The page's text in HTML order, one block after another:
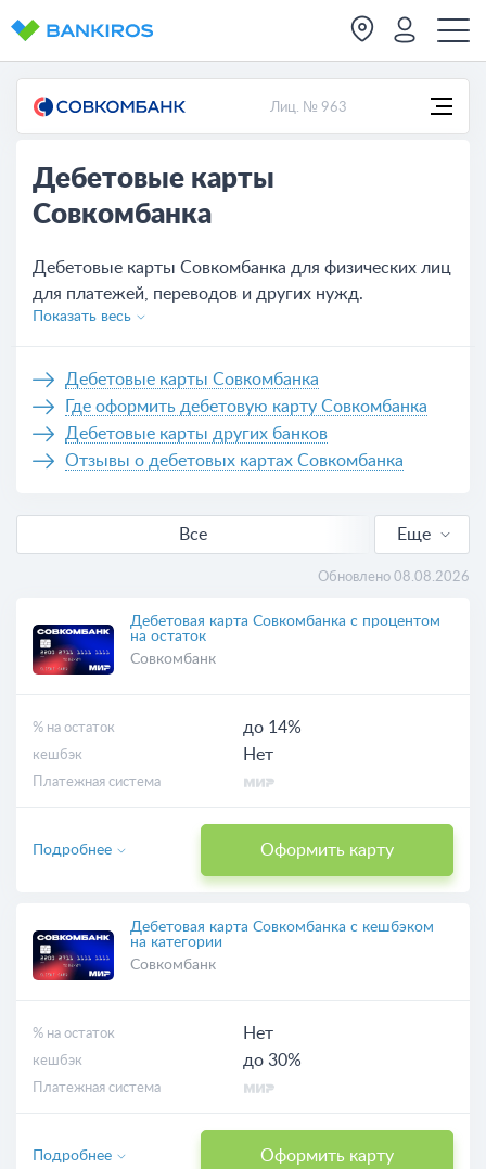
Лиц. № 963
Дебетовые карты
Совкомбанка
Дебетовые карты Совкомбанка для физических лиц
для платежей, переводов и других нужд.
Актуальные условия обслуживания всех карт,
банковской карты Совкомбанка не выходя из дома,
нужно только оставить заявку на сайте или же
обратиться в отделение банка.
Показать весь
Дебетовые карты Совкомбанка
Где оформить дебетовую карту Совкомбанка
Дебетовые карты других банков
Отзывы о дебетовых картах Совкомбанка
Все
Выгодные
Еще
Обновлено 08.08.2026
Дебетовая карта Совкомбанка с процентом
на остаток
Совкомбанк
% на остаток до 14%
кешбэк Нет
Платежная система
Оформить карту
Подробнее
Дебетовая карта Совкомбанка с кешбэком
на категории
Совкомбанк
% на остаток Нет
кешбэк до 30%
Платежная система
Оформить карту
Подробнее